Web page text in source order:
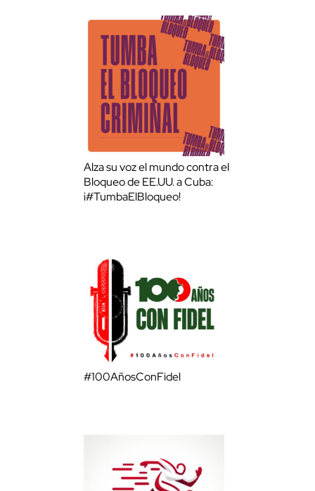
Alza su voz el mundo contra el
Bloqueo de EE.UU. a Cuba:
¡#TumbaElBloqueo!
#100AñosConFidel